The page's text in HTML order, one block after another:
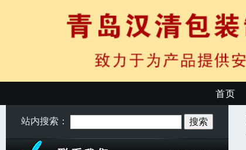
首页
站内搜索：